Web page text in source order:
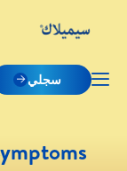
سجلي